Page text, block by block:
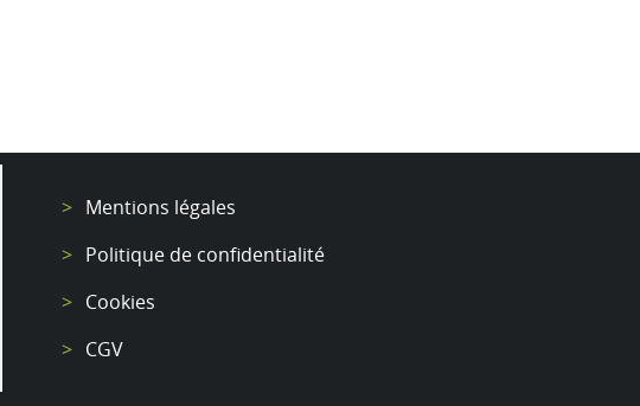
Mentions légales
Politique de confidentialité
Cookies
CGV